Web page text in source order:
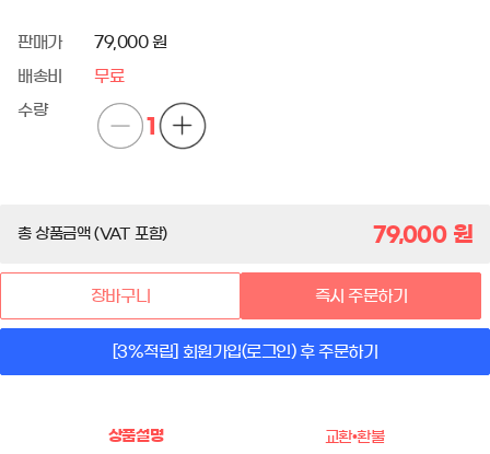
판매가 79,000 원
배송비 무료
수량
1
총 상품금액 (VAT 포함) 79,000원
장바구니 즉시 주문하기
[3%적립] 회원가입(로그인) 후 주문하기
상품설명 교환•환불